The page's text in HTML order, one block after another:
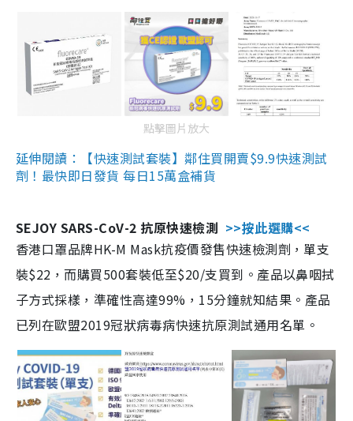
點擊圖片放大
延伸閱讀：【快速測試套裝】鄰住買開賣$9.9快速測試
劑！最快即日發貨 每日15萬盒補貨
SEJOY SARS-CoV-2 抗原快速檢測 >>按此選購<<
香港口罩品牌HK-M Mask抗疫價發售快速檢測劑，單支
裝$22，而購買500套裝低至$20/支買到。產品以鼻咽拭
子方式採樣，準確性高達99%，15分鐘就知結果。產品
已列在歐盟2019冠狀病毒病快速抗原測試通用名單。